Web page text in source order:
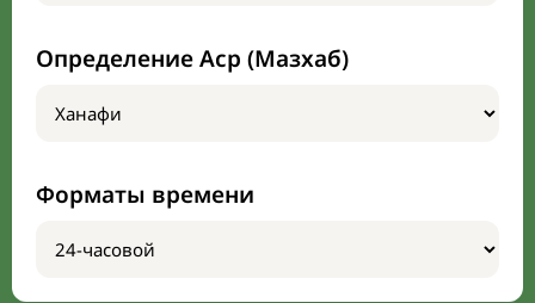
Определение Аср (Мазхаб)
Форматы времени